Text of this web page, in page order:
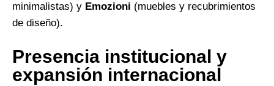
minimalistas) y Emozioni (muebles y recubrimientos
de diseño).
Presencia institucional y
expansión internacional